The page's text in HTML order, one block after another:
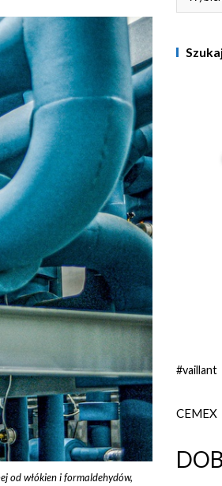
od włókien i formaldehydów,
#vaillant
CEMEX